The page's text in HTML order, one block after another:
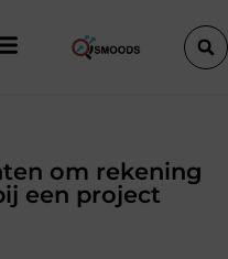
naast elkaar
om rekening
een project